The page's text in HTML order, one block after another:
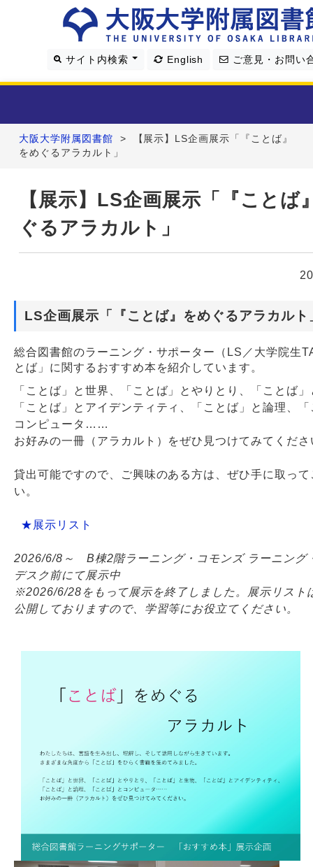
サイト内検索 English ご意見・お問い
利用案内
学習・研究支援
4つの図書館
Webサービス
大阪大学附属図書館 >
【展示】LS企画展示「『ことば』
をめぐるアラカルト」
【展示】LS企画展示「『ことば
ぐるアラカルト」
LS企画展示「『ことば』をめぐるアラカルト
総合図書館のラーニング・サポーター（LS／大学院生
とば」に関するおすすめ本を紹介しています。
「ことば」と世界、「ことば」とやりとり、「ことば
「ことば」とアイデンティティ、​「ことば」と論理、
コンピュータ……
お好みの一冊（アラカルト）をぜひ見つけてみてくださ
貸出可能ですので、ご興味のある方は、ぜひ手に取っ
い。
★展示リスト
2026/6/8～ B棟2階ラーニング・コモンズ ラーニング
デスク前にて展示中
※2026/6/28をもって展示を終了しました。展示リスト
公開しておりますので、学習等にお役立てください。